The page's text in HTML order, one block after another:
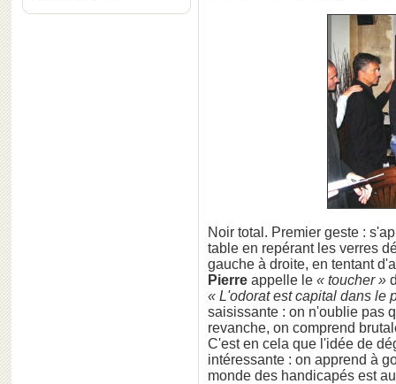
Noir total. Premier geste :
table en repérant les verres
gauche à droite, en tentant
Pierre appelle le « toucher »
« L'odorat est capital dans le
saisissante : on n'oublie pas
revanche, on comprend
C'est en cela que l'idée de
intéressante : on apprend à
monde des handicapés est